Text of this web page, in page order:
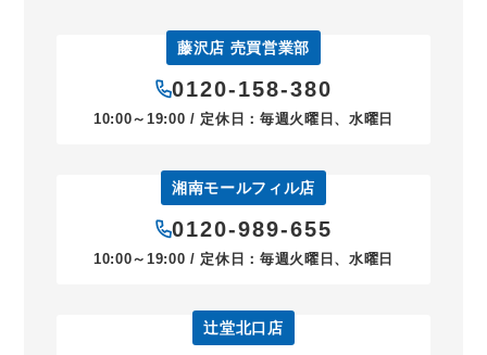
藤沢店 売買営業部
0120-158-380
10:00～19:00 / 定休日：毎週火曜日、水曜日
湘南モールフィル店
0120-989-655
10:00～19:00 / 定休日：毎週火曜日、水曜日
辻堂北口店